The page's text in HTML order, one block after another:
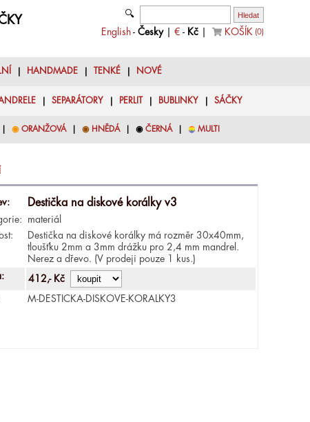
🔍
English- Česky| € - Kč| KOŠÍK (0)
HANDMADE| TENKÉ| NOVÉ
SEPARÁTORY PERLIT BUBLINKY SÁČKY
◉ ORANŽOVÁ| ◉ HNĚDÁ| ◉ ČERNÁ| ◉ MULTI
Destička na diskové korálky v3
materiál
Destička na diskové korálky má rozměr 30x40mm,
tloušťku 2mm a 3mm drážku pro 2,4 mm mandrel.
Nerez a dřevo. (V prodeji pouze 1 kus.)
412,- Kč
M-DESTICKA-DISKOVE-KORALKY3